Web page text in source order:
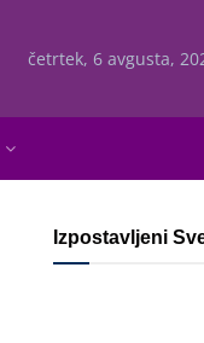
četrtek, 6 avgusta,
Izpostavljeni